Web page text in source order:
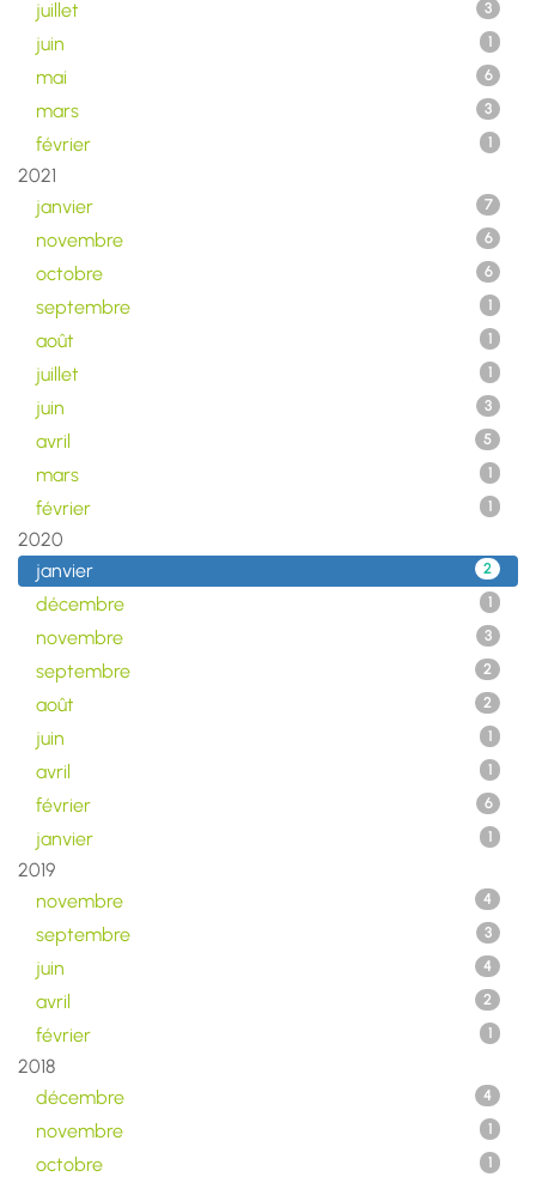
juillet 3
juin 1
mai 6
mars 3
février 1
2021
janvier
7
novembre 6
octobre 6
septembre 1
août 1
juillet 1
juin 3
avril 5
mars 1
février 1
2020
janvier
2
décembre 1
novembre 3
septembre 2
août 2
juin 1
avril 1
février 6
janvier 1
2019
novembre
4
septembre 3
juin 4
avril 2
février 1
2018
décembre
4
novembre 1
octobre 1